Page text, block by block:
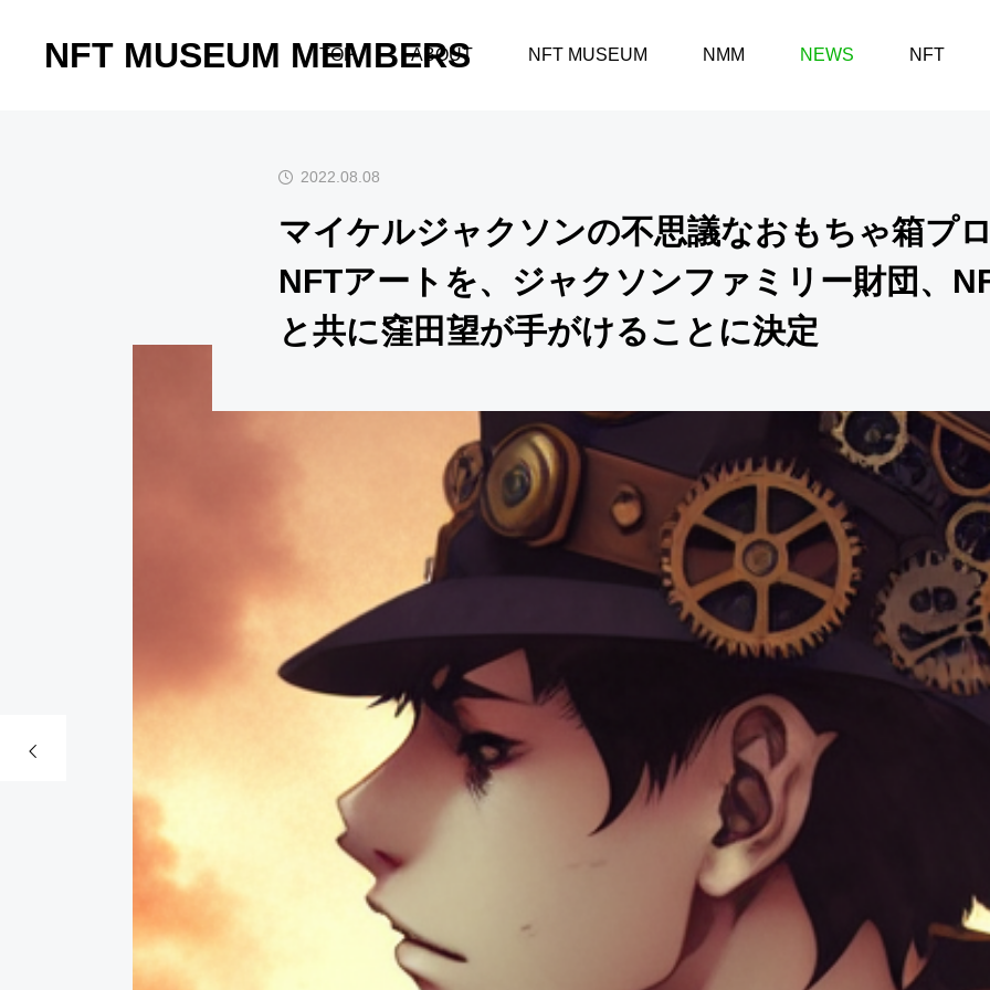
NFT MUSEUM MEMBERS
TOP ABOUT NFT MUSEUM NMM NEWS NFT
お知らせ マイケルジャクソンの不思議なおもちゃ箱プロジェクトのNFTアートを、ジャクソンファミリー財団、NFT鳴門美
2022.08.08
マイケルジャクソンの不思議なおもちゃ箱プ
NFTアートを、ジャクソンファミリー財団、
と共に窪田望が手がけることに決定